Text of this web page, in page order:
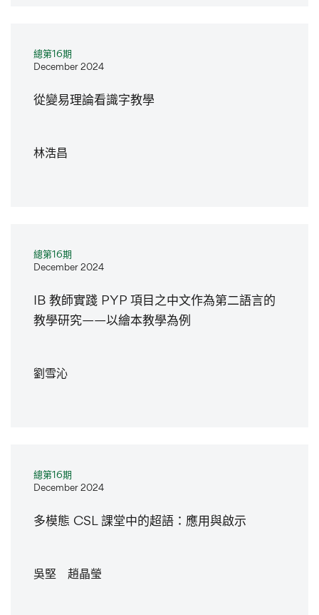
總第16期
December 2024
從變易理論看識字教學
林浩昌
總第16期
December 2024
IB 教師實踐 PYP 項目之中文作為第二語言的
教學研究——以繪本教學為例
劉雪沁
總第16期
December 2024
多模態 CSL 課堂中的超語：應用與啟示
吳堅 趙晶瑩